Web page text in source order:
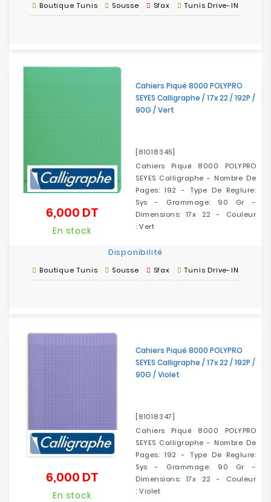
Boutique Tunis Sousse Sfax Tunis Drive-IN
Cahiers Piqué 8000 POLYPRO
SEYES Calligraphe / 17x 22 / 192P /
90G / Vert
[81018345]
Cahiers Piqué 8000 POLYPRO
SEYES Calligraphe - Nombre De
Pages: 192 - Type De Reglure:
Sys - Grammage: 90 Gr -
Dimensions: 17x 22 - Couleur
: Vert
6,000 DT
En stock
Disponibilité
Boutique Tunis Sousse Sfax Tunis Drive-IN
Cahiers Piqué 8000 POLYPRO
SEYES Calligraphe / 17x 22 / 192P /
90G / Violet
[81018347]
Cahiers Piqué 8000 POLYPRO
SEYES Calligraphe - Nombre De
Pages: 192 - Type De Reglure:
Sys - Grammage: 90 Gr -
Dimensions: 17x 22 - Couleur
: Violet
6,000 DT
En stock